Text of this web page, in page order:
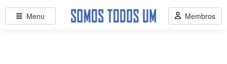
Menu Membros